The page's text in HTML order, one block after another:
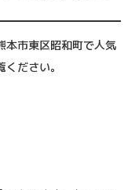
本市東区昭和町で人気
ださい。